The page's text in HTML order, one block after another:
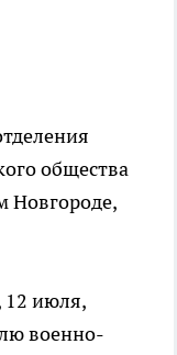
общества
Новгороде,
12 июля,
военно-